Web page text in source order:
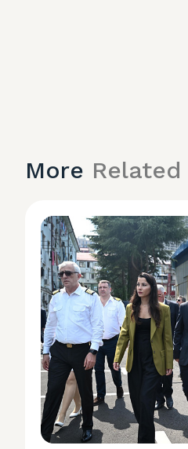
More Related